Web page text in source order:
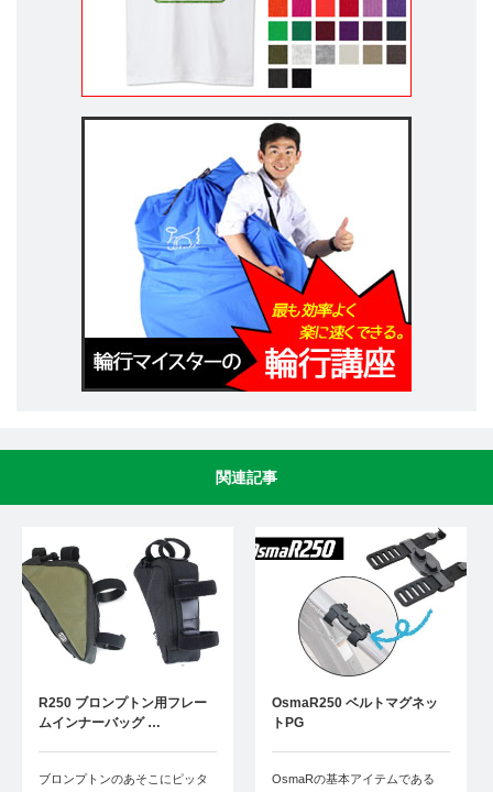
関連記事
R250 ブロンプトン用フレー
ムインナーバッグ …
ブロンプトンのあそこにピッタ
OsmaR250 ベルトマグネッ
トPG
OsmaRの基本アイテムである